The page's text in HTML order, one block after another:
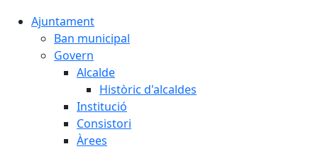
Ajuntament
Ban municipal
Govern
Alcalde
Històric d'alcaldes
Institució
Consistori
Àrees